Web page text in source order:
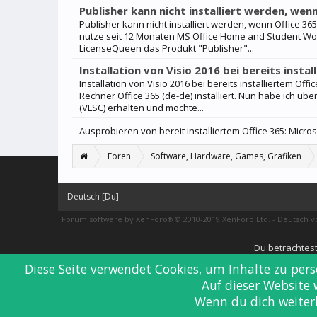
Publisher kann nicht installiert werden,
Publisher kann nicht installiert werden, wenn Office
nutze seit 12 Monaten MS Office Home and Student
LicenseQueen das Produkt "Publisher"...
Installation von Visio 2016 bei bereits
Installation von Visio 2016 bei bereits installiertem
Rechner Office 365 (de-de) installiert. Nun habe ich
(VLSC) erhalten und möchte...
Ausprobieren von bereit installiertem Office 365:
Foren Software, Hardware, Games, Grafiken
Deutsch [Du]
Forum software by XenForo® © 2010-2019 XenForo Ltd. - Deutsch
Du
Diese Seite verwendet Cookies, um Inhalte zu
Auf dieser Website
Wenn du dich